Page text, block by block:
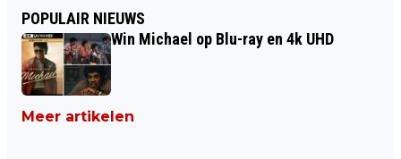
POPULAIR NIEUWS
Win Michael op Blu-ray en 4k UHD
Meer artikelen